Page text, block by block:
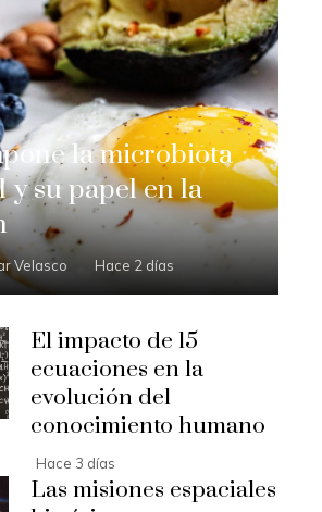
la microbiota
y su papel en la
Velasco Hace 2 días
El impacto de 15
ecuaciones en la
evolución del
conocimiento humano
Hace 3 días
Las misiones espaciales